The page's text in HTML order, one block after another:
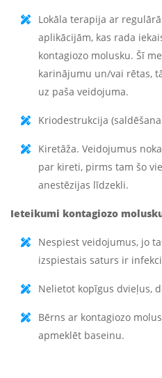
Lokāla terapija ar
aplikācijām, kas rada
kontagiozo molusku. Šī
karinājumu un/vai rētas,
uz paša veidojuma.
Kriodestrukcija
Kiretāža. Veidojumus
par kireti, pirms tam šo
anestēzijas līdzekli.
Ieteikumi kontagiozo
Nespiest veidojumus, jo
izspiestais saturs ir
Nelietot kopīgus dvieļus,
Bērns ar kontagiozo
apmeklēt baseinu.